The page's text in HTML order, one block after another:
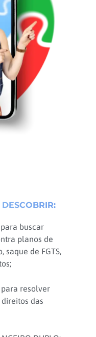
DESCOBRIR:
buscar
planos de
saque de FGTS,
resolver
direitos das